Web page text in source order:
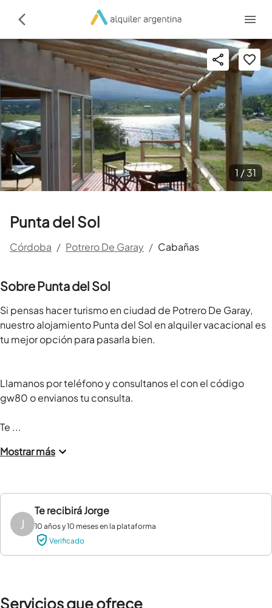
Punta del Sol
Córdoba / Potrero De Garay / Cabañas
1 /31
Sobre Punta del Sol
Si pensas hacer turismo en ciudad de Potrero De Garay,
nuestro alojamiento Punta del Sol en alquiler vacacional es
tu mejor opción para pasarla bien.
Llamanos por teléfono y consultanos el con el código
gw80 o envianos tu consulta.
Te ...
Mostrar más
J
Te recibiráJorge
10 años y 10 meses en la plataforma
Verificado
Servicios que ofrece